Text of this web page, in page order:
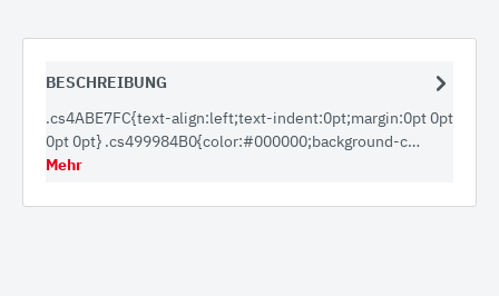
BESCHREIBUNG
.cs4ABE7FC{text-align:left;text-indent:0pt;margin:0pt 0pt
0pt 0pt} .cs499984B0{color:#000000;background-c…
Mehr